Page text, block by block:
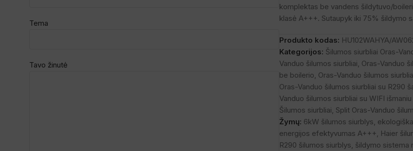
Tema
Tavo žinutė
komplektas be vandens šildytuvo/
klasė A+++. Sutaupyk iki 75% šildymo
Produkto kodas: HU102WAHYA/
Kategorijos: Šilumos siurbliai Oras-
Vanduo šilumos siurbliai, Oras-Vanduo
be boilerio, Oras-Vanduo šilumos
Oras-Vanduo šilumos siurbliai su R290
Vanduo šilumos siurbliai su WIFI
Šilumos siurbliai, Split Oras-Vanduo
Žymų: 6kW šilumos siurblys,
energijos efektyvumas A+++, Haier
R290 šilumos siurblys, šildymo sistema